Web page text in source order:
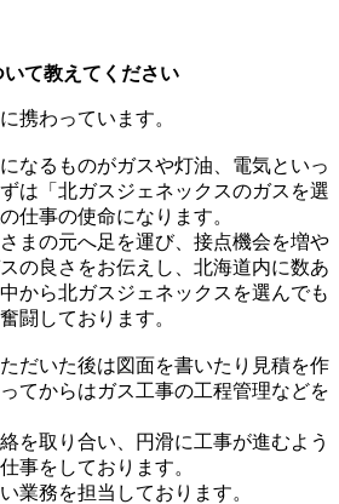
て教えてください
携わっています。
なるものがガスや灯油、電気といっ
は「北ガスジェネックスのガスを選
仕事の使命になります。
まの元へ足を運び、接点機会を増や
の良さをお伝えし、北海道内に数あ
から北ガスジェネックスを選んでも
闘しております。
だいた後は図面を書いたり見積を作
てからはガス工事の工程管理などを
を取り合い、円滑に工事が進むよう
事をしております。
業務を担当しております。